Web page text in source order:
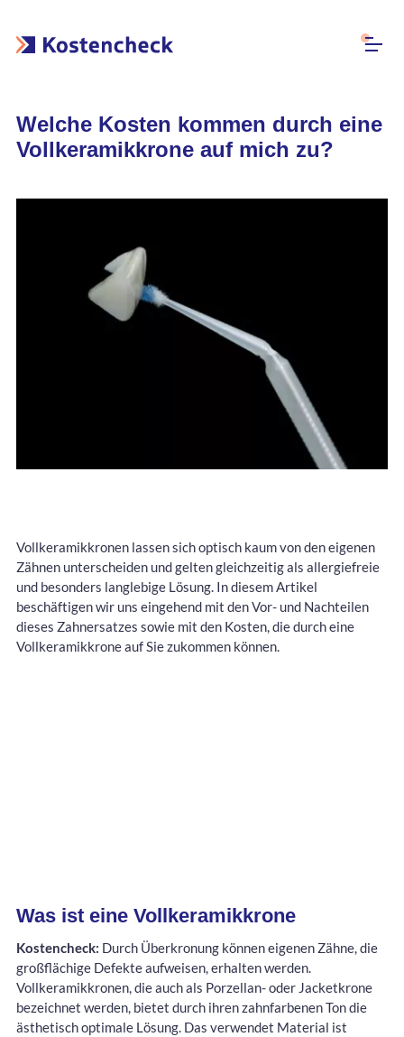
Welche Kosten kommen durch eine
Vollkeramikkrone auf mich zu?
Vollkeramikkronen lassen sich optisch kaum von den eigenen
Zähnen unterscheiden und gelten gleichzeitig als allergiefreie
und besonders langlebige Lösung. In diesem Artikel
beschäftigen wir uns eingehend mit den Vor- und Nachteilen
dieses Zahnersatzes sowie mit den Kosten, die durch eine
Vollkeramikkrone auf Sie zukommen können.
Was ist eine Vollkeramikkrone
Kostencheck: Durch Überkronung können eigenen Zähne, die
großflächige Defekte aufweisen, erhalten werden.
Vollkeramikkronen, die auch als Porzellan- oder Jacketkrone
bezeichnet werden, bietet durch ihren zahnfarbenen Ton die
ästhetisch optimale Lösung. Das verwendet Material ist